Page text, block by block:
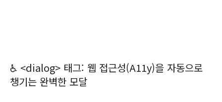
♿ <dialog> 태그: 웹 접근성(A11y)을 자동으로
챙기는 완벽한 모달